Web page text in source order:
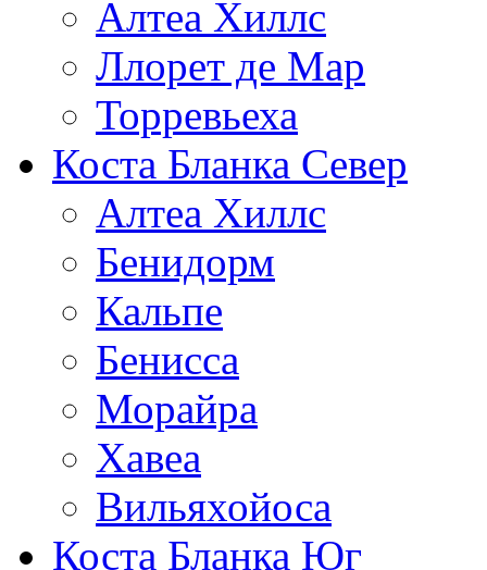
Алтеа Хиллс
Ллорет де Мар
Торревьеха
Коста Бланка Север
Алтеа Хиллс
Бенидорм
Кальпе
Бенисса
Морайра
Хавеа
Вильяхойоса
Коста Бланка Юг